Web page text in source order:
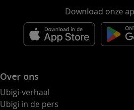
Download onze
Over ons
Ubigi-verhaal
Ubigi in de pers